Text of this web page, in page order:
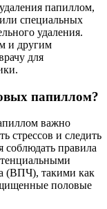
папиллом,
специальных
удаления.
и другим
для
папиллом?
важно
стрессов и следить
соблюдать правила
(ВПЧ), такими как
половые